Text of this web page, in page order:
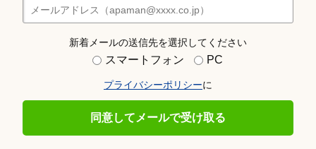
新着メールの送信先を選択してください
スマートフォン PC
プライバシーポリシーに
同意してメールで受け取る